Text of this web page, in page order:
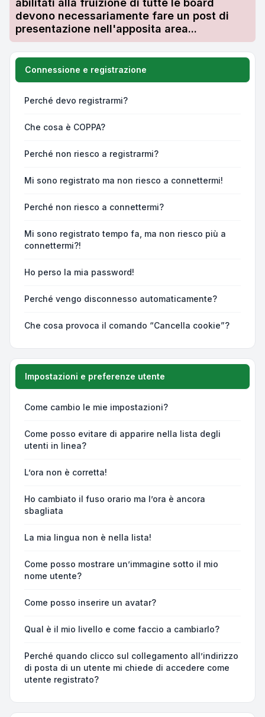
abilitati alla fruizione di tutte le board
devono necessariamente fare un post di
presentazione nell'apposita area...
Connessione e registrazione
Perché devo registrarmi?
Che cosa è COPPA?
Perché non riesco a registrarmi?
Mi sono registrato ma non riesco a connettermi!
Perché non riesco a connettermi?
Mi sono registrato tempo fa, ma non riesco più a
connettermi?!
Ho perso la mia password!
Perché vengo disconnesso automaticamente?
Che cosa provoca il comando “Cancella cookie”?
Impostazioni e preferenze utente
Come cambio le mie impostazioni?
Come posso evitare di apparire nella lista degli
utenti in linea?
L’ora non è corretta!
Ho cambiato il fuso orario ma l’ora è ancora
sbagliata
La mia lingua non è nella lista!
Come posso mostrare un’immagine sotto il mio
nome utente?
Come posso inserire un avatar?
Qual è il mio livello e come faccio a cambiarlo?
Perché quando clicco sul collegamento all’indirizzo
di posta di un utente mi chiede di accedere come
utente registrato?